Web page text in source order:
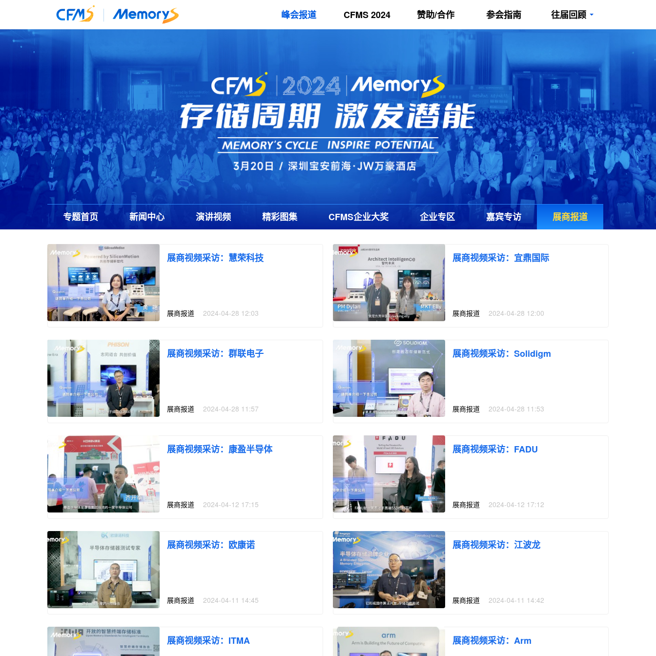
峰会报道 CFMS 2024 赞助/合作 参会指南 往届回顾
专题首页 新闻中心 演讲视频 精彩图集 CFMS企业大奖 企业专区 嘉宾专访 展商报道
展商视频采访：慧荣科技
展商报道 2024-04-28 12:03
展商视频采访：宜鼎国际
展商报道 2024-04-28 12:00
展商视频采访：群联电子
展商报道 2024-04-28 11:57
展商视频采访：Solidigm
展商报道 2024-04-28 11:53
展商视频采访：康盈半导体
展商报道 2024-04-12 17:15
展商视频采访：FADU
展商报道 2024-04-12 17:12
展商视频采访：欧康诺
展商报道 2024-04-11 14:45
展商视频采访：江波龙
展商报道 2024-04-11 14:42
展商视频采访：ITMA 展商视频采访：Arm